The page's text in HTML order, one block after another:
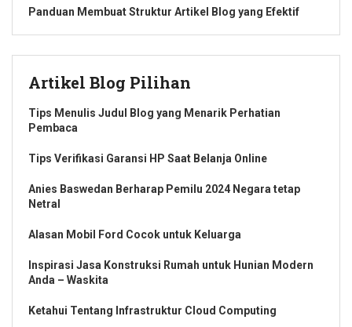
Panduan Membuat Struktur Artikel Blog yang Efektif
Artikel Blog Pilihan
Tips Menulis Judul Blog yang Menarik Perhatian
Pembaca
Tips Verifikasi Garansi HP Saat Belanja Online
Anies Baswedan Berharap Pemilu 2024 Negara tetap
Netral
Alasan Mobil Ford Cocok untuk Keluarga
Inspirasi Jasa Konstruksi Rumah untuk Hunian Modern
Anda – Waskita
Ketahui Tentang Infrastruktur Cloud Computing